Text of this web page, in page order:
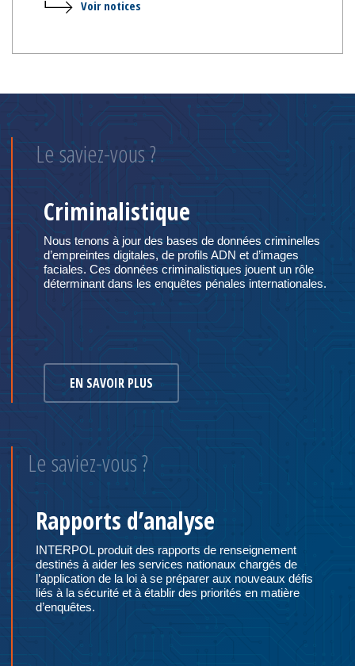
Voir notices
Le saviez-vous ?
Criminalistique
Nous tenons à jour des bases de données criminelles
d’empreintes digitales, de profils ADN et d’images
faciales. Ces données criminalistiques jouent un rôle
déterminant dans les enquêtes pénales internationales.
EN SAVOIR PLUS
Le saviez-vous ?
Rapports d’analyse
INTERPOL produit des rapports de renseignement
destinés à aider les services nationaux chargés de
l’application de la loi à se préparer aux nouveaux défis
liés à la sécurité et à établir des priorités en matière
d’enquêtes.